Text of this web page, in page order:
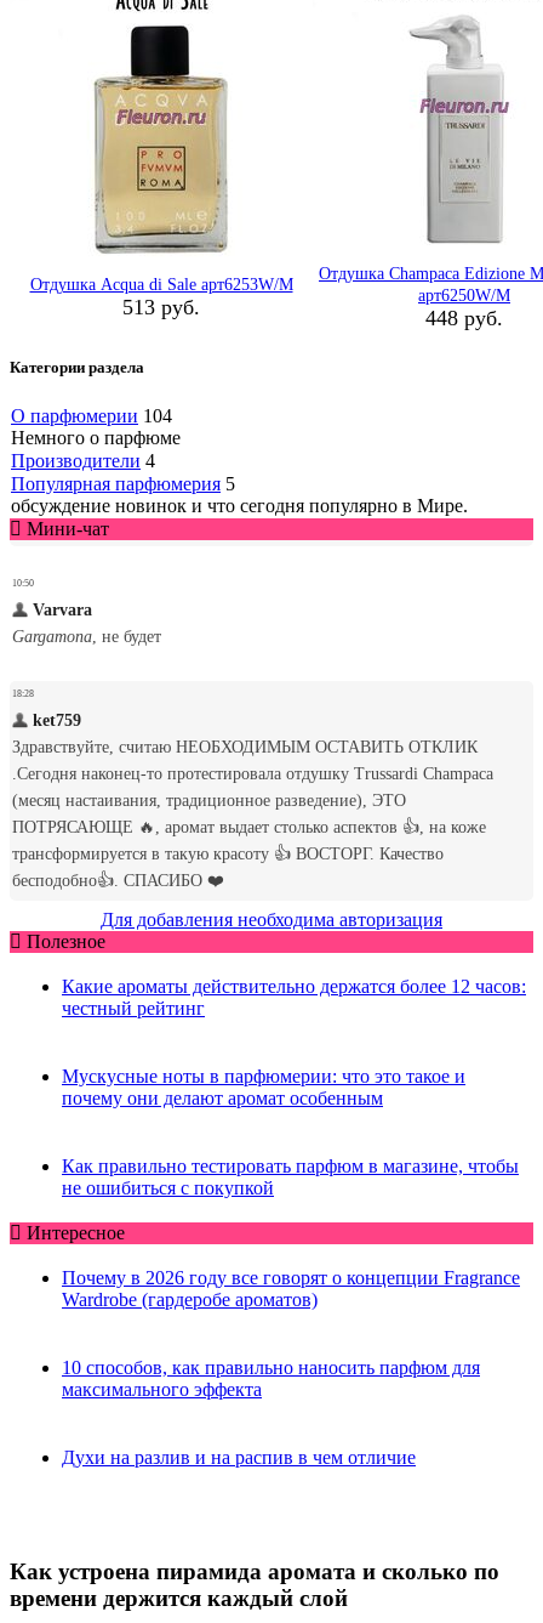
Отдушка Acqua di Sale арт6253W/M
513 руб.
Отдушка Champaca Edizione
арт6250W/M
448 руб.
Категории раздела
О парфюмерии 104
Немного о парфюме
Производители 4
Популярная парфюмерия 5
обсуждение новинок и что сегодня популярно в Мире.
Мини-чат
Для добавления необходима авторизация
Полезное
Какие ароматы действительно держатся более 12 часов:
честный рейтинг
Мускусные ноты в парфюмерии: что это такое и
почему они делают аромат особенным
Как правильно тестировать парфюм в магазине, чтобы
не ошибиться с покупкой
Интересное
Почему в 2026 году все говорят о концепции Fragrance
Wardrobe (гардеробе ароматов)
10 способов, как правильно наносить парфюм для
максимального эффекта
Духи на разлив и на распив в чем отличие
Как устроена пирамида аромата и сколько по
времени держится каждый слой